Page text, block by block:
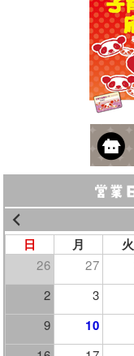
日 月 火
26 27
2
3
9
10